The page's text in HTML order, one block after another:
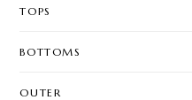
TOPS
BOTTOMS
OUTER